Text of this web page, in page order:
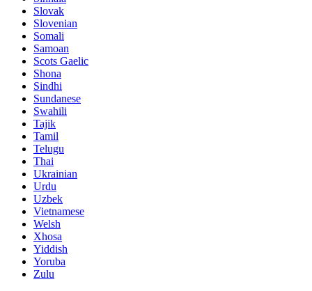
Slovak
Slovenian
Somali
Samoan
Scots Gaelic
Shona
Sindhi
Sundanese
Swahili
Tajik
Tamil
Telugu
Thai
Ukrainian
Urdu
Uzbek
Vietnamese
Welsh
Xhosa
Yiddish
Yoruba
Zulu